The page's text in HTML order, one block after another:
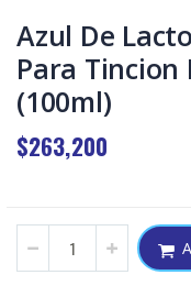
to
the
beginning
of
the
images
gallery
Azul De
Para Tincion
(100ml)
$263,200